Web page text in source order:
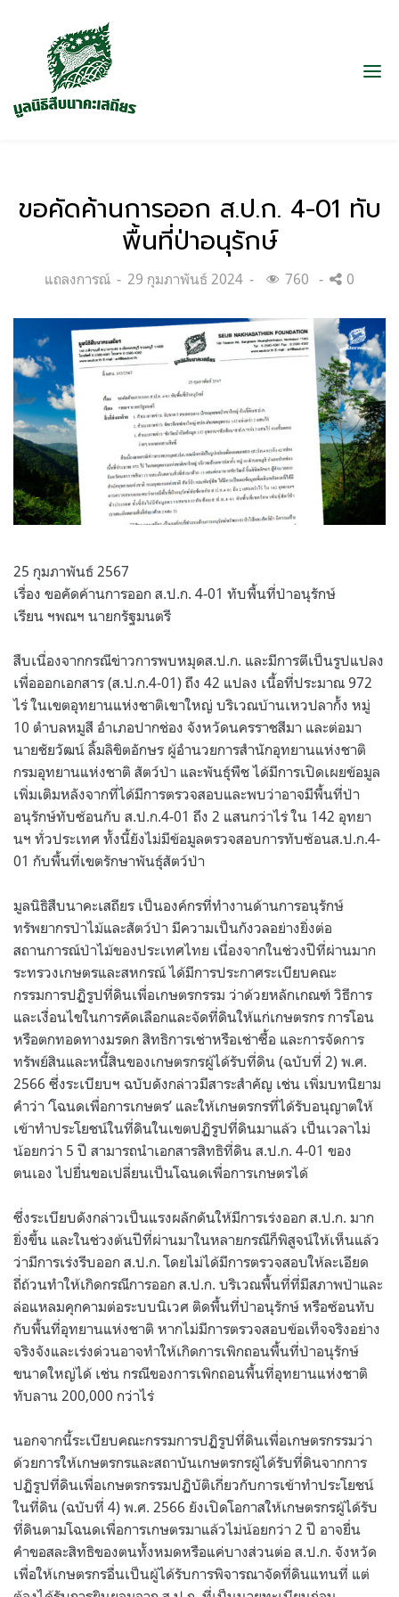
ขอคัดค้านการออก ส.ป.ก. 4-01 ทับ
พื้นที่ป่าอนุรักษ์
Categories:
แถลงการณ์
Posted
29 กุมภาพันธ์ 2024 760 0
25 กุมภาพันธ์ 2567
เรื่อง ขอคัดค้านการออก ส.ป.ก. 4-01 ทับพื้นที่ป่าอนุรักษ์
เรียน ฯพณฯ นายกรัฐมนตรี
สืบเนื่องจากกรณีข่าวการพบหมุดส.ป.ก. และมีการตีเป็นรูปแปลง
เพื่อออกเอกสาร (ส.ป.ก.4-01) ถึง 42 แปลง เนื้อที่ประมาณ 972
ไร่ ในเขตอุทยานแห่งชาติเขาใหญ่ บริเวณบ้านเหวปลากั้ง หมู่
10 ตำบลหมูสี อำเภอปากช่อง จังหวัดนครราชสีมา และต่อมา
นายชัยวัฒน์ ลิ้มลิขิตอักษร ผู้อำนวยการสำนักอุทยานแห่งชาติ
กรมอุทยานแห่งชาติ สัตว์ป่า และพันธุ์พืช ได้มีการเปิดเผยข้อมูล
เพิ่มเติมหลังจากที่ได้มีการตรวจสอบและพบว่าอาจมีพื้นที่ป่า
อนุรักษ์ทับซ้อนกับ ส.ป.ก.4-01 ถึง 2 แสนกว่าไร่ ใน 142 อุทยา
นฯ ทั่วประเทศ ทั้งนี้ยังไม่มีข้อมูลตรวจสอบการทับซ้อนส.ป.ก.4-
01 กับพื้นที่เขตรักษาพันธุ์สัตว์ป่า
มูลนิธิสืบนาคะเสถียร เป็นองค์กรที่ทำงานด้านการอนุรักษ์
ทรัพยากรป่าไม้และสัตว์ป่า มีความเป็นกังวลอย่างยิ่งต่อ
สถานการณ์ป่าไม้ของประเทศไทย เนื่องจากในช่วงปีที่ผ่านมาก
ระทรวงเกษตรและสหกรณ์ ได้มีการประกาศระเบียบคณะ
กรรมการปฏิรูปที่ดินเพื่อเกษตรกรรม ว่าด้วยหลักเกณฑ์ วิธีการ
และเงื่อนไขในการคัดเลือกและจัดที่ดินให้แก่เกษตรกร การโอน
หรือตกทอดทางมรดก สิทธิการเช่าหรือเช่าซื้อ และการจัดการ
ทรัพย์สินและหนี้สินของเกษตรกรผู้ได้รับที่ดิน (ฉบับที่ 2) พ.ศ.
2566 ซึ่งระเบียบฯ ฉบับดังกล่าวมีสาระสำคัญ เช่น เพิ่มบทนิยาม
คำว่า ‘โฉนดเพื่อการเกษตร’ และให้เกษตรกรที่ได้รับอนุญาตให้
เข้าทำประโยชน์ในที่ดินในเขตปฏิรูปที่ดินมาแล้ว เป็นเวลาไม่
น้อยกว่า 5 ปี สามารถนำเอกสารสิทธิที่ดิน ส.ป.ก. 4-01 ของ
ตนเอง ไปยื่นขอเปลี่ยนเป็นโฉนดเพื่อการเกษตรได้
ซึ่งระเบียบดังกล่าวเป็นแรงผลักดันให้มีการเร่งออก ส.ป.ก. มาก
ยิ่งขึ้น และในช่วงต้นปีที่ผ่านมาในหลายกรณีก็พิสูจน์ให้เห็นแล้ว
ว่ามีการเร่งรีบออก ส.ป.ก. โดยไม่ได้มีการตรวจสอบให้ละเอียด
ถี่ถ้วนทำให้เกิดกรณีการออก ส.ป.ก. บริเวณพื้นที่ที่มีสภาพป่าและ
ล่อแหลมคุกคามต่อระบบนิเวศ ติดพื้นที่ป่าอนุรักษ์ หรือซ้อนทับ
กับพื้นที่อุทยานแห่งชาติ หากไม่มีการตรวจสอบข้อเท็จจริงอย่าง
จริงจังและเร่งด่วนอาจทำให้เกิดการเพิกถอนพื้นที่ป่าอนุรักษ์
ขนาดใหญ่ได้ เช่น กรณีของการเพิกถอนพื้นที่อุทยานแห่งชาติ
ทับลาน 200,000 กว่าไร่
นอกจากนี้ระเบียบคณะกรรมการปฏิรูปที่ดินเพื่อเกษตรกรรมว่า
ด้วยการให้เกษตรกรและสถาบันเกษตรกรผู้ได้รับที่ดินจากการ
ปฏิรูปที่ดินเพื่อเกษตรกรรมปฏิบัติเกี่ยวกับการเข้าทำประโยชน์
ในที่ดิน (ฉบับที่ 4) พ.ศ. 2566 ยังเปิดโอกาสให้เกษตรกรผู้ได้รับ
ที่ดินตามโฉนดเพื่อการเกษตรมาแล้วไม่น้อยกว่า 2 ปี อาจยื่น
คำขอสละสิทธิของตนทั้งหมดหรือแค่บางส่วนต่อ ส.ป.ก. จังหวัด
เพื่อให้เกษตรกรอื่นเป็นผู้ได้รับการพิจารณาจัดที่ดินแทนที่ แต่